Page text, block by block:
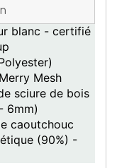
blanc - certifié
Mesh
sciure de bois
6mm)
caoutchouc
(90%) -